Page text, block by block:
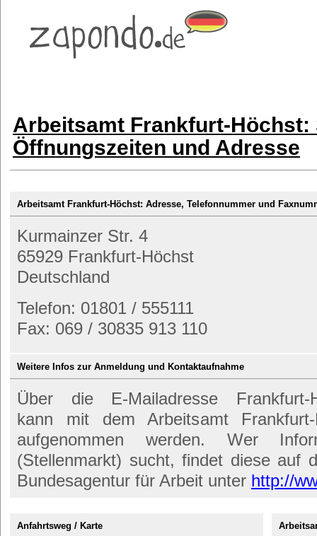
Arbeitsamt Frankfurt-Höchst:
Öffnungszeiten und Adresse
Arbeitsamt Frankfurt-Höchst: Adresse, Telefonnummer und
Kurmainzer Str. 4
65929 Frankfurt-Höchst
Deutschland
Telefon: 01801 / 555111
Fax: 069 / 30835 913 110
Weitere Infos zur Anmeldung und Kontaktaufnahme
Über die E-Mailadresse Frankfurt-
kann mit dem Arbeitsamt
aufgenommen werden. Wer
(Stellenmarkt) sucht, findet diese auf
Bundesagentur für Arbeit unter http://
Anfahrtsweg / Karte